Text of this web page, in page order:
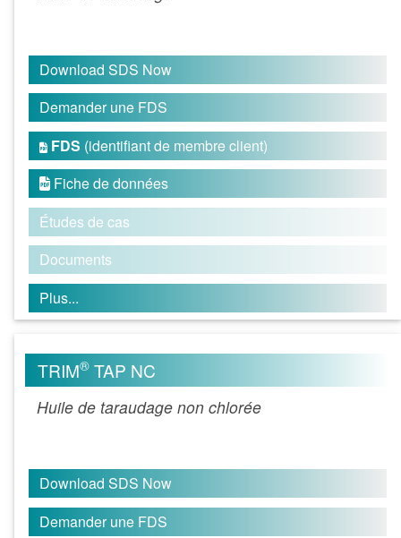
Download SDS Now
Demander une FDS
 FDS (identifiant de membre client)
 Fiche de données
Études de cas
Documents
Plus...
TRIM® TAP NC
Huile de taraudage non chlorée
Download SDS Now
Demander une FDS